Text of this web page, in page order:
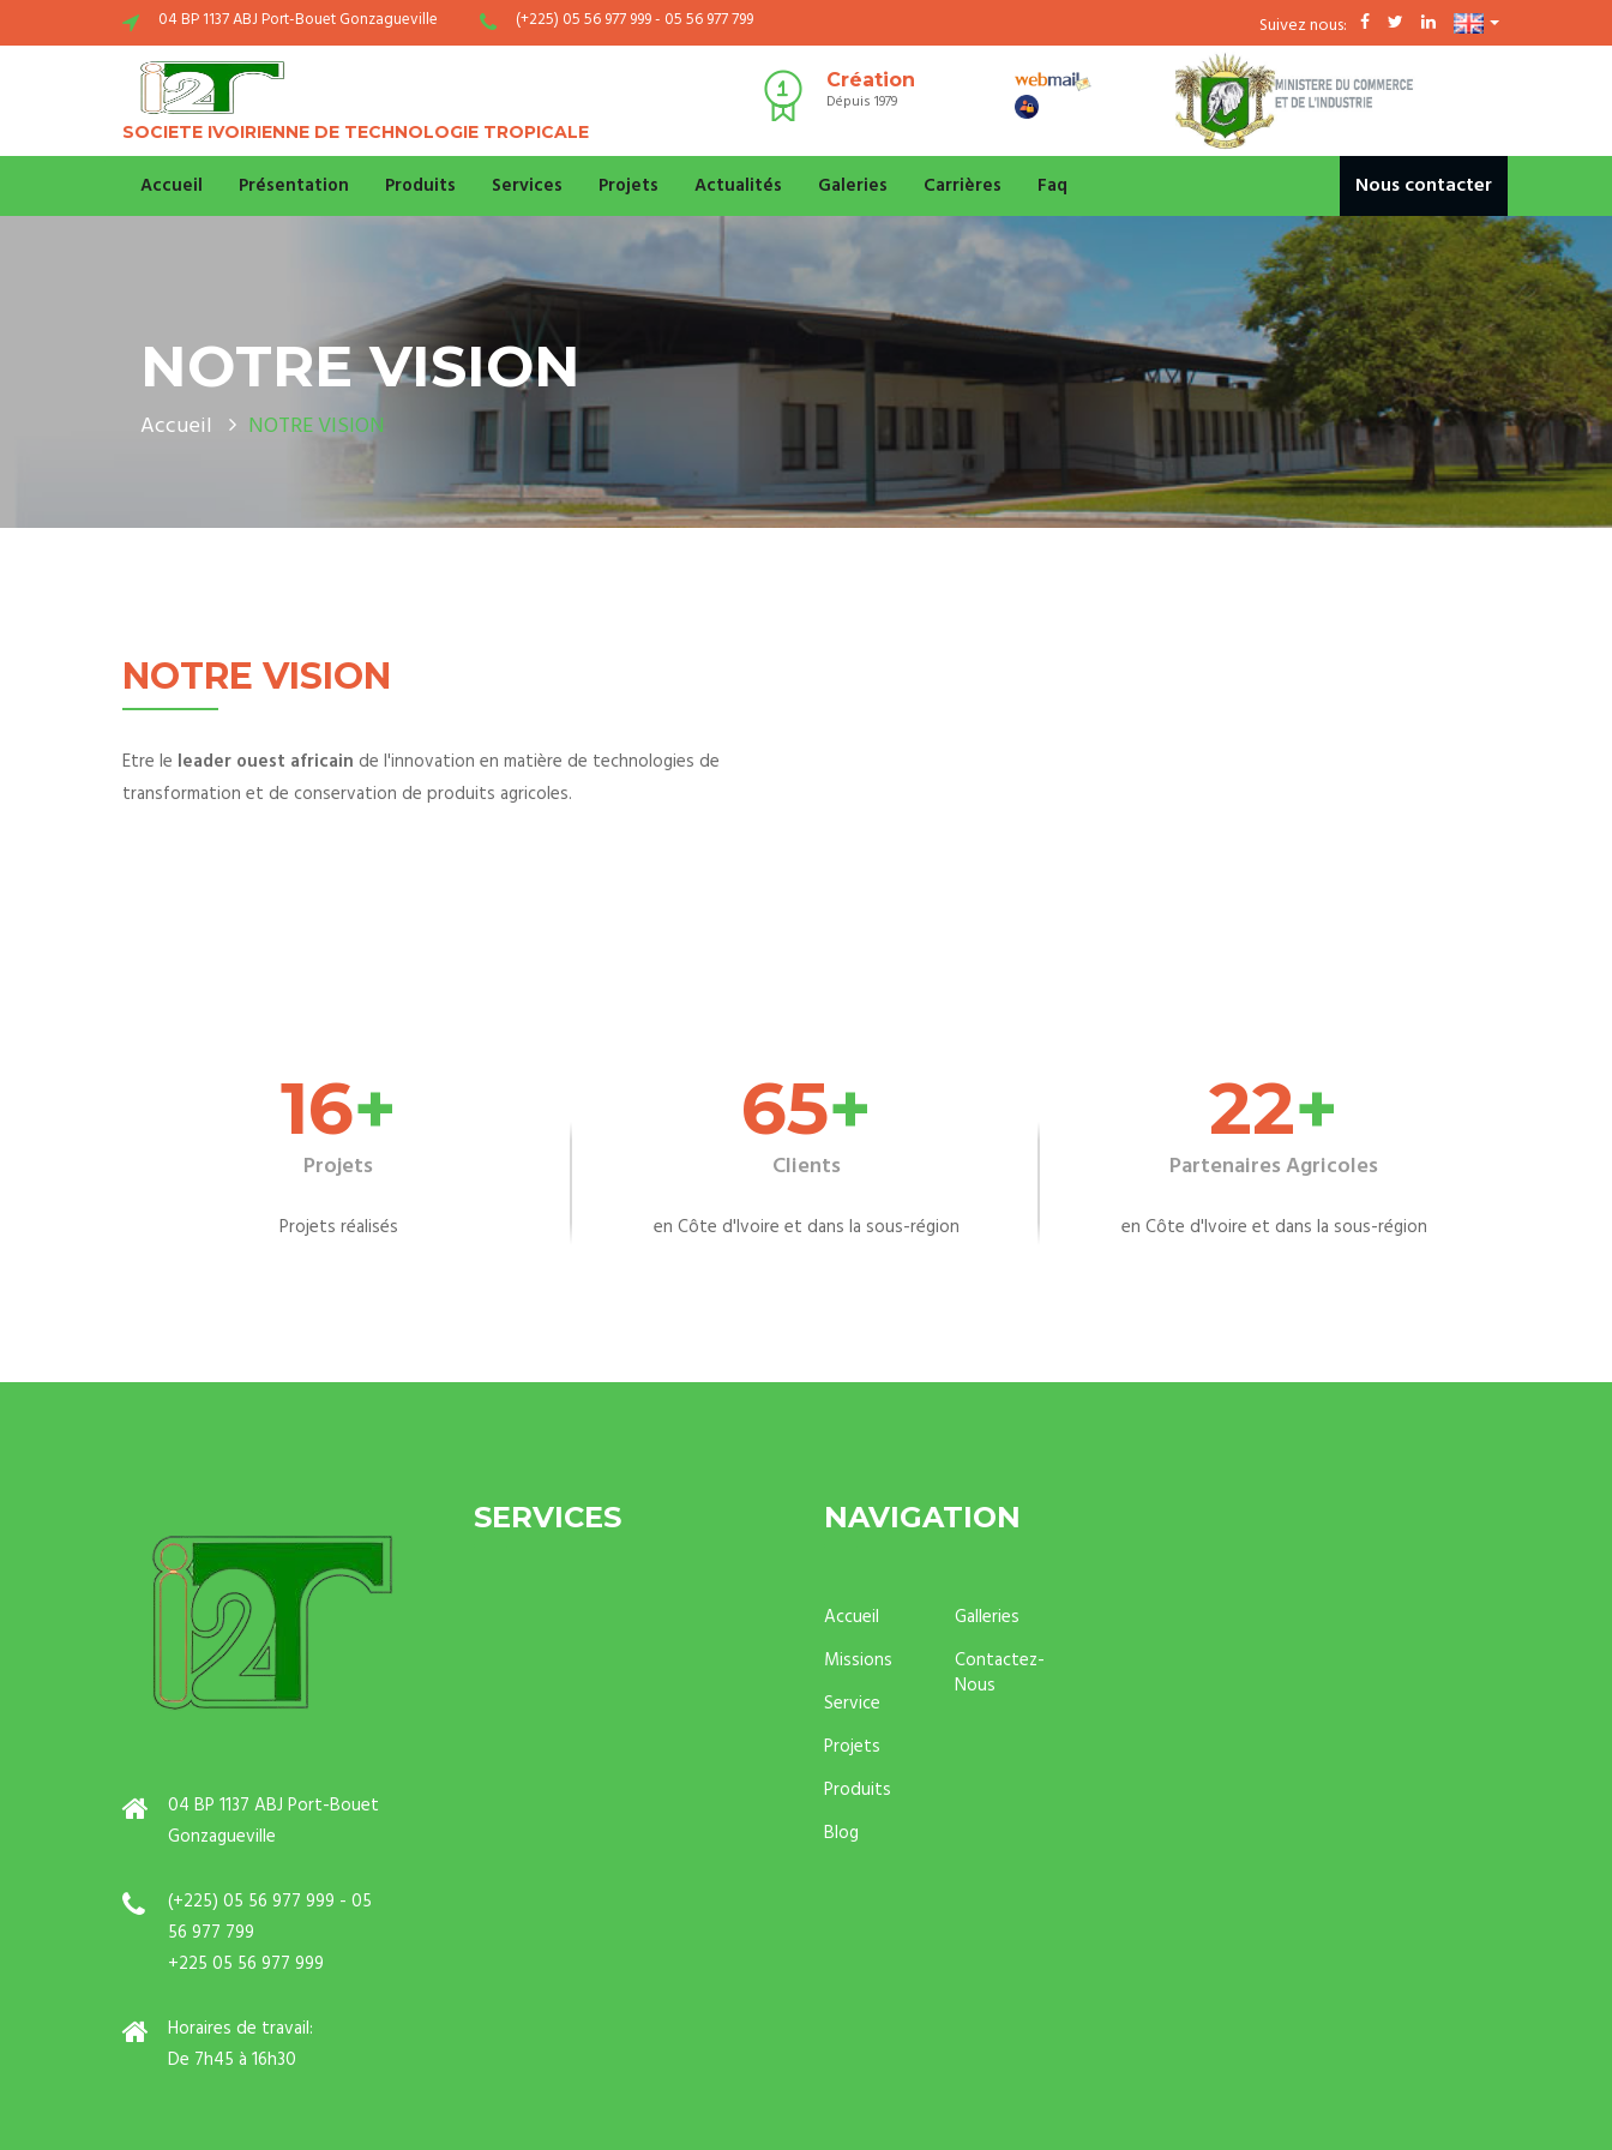
04 BP 1137 ABJ Port-Bouet Gonzagueville (+225) 05 56 977 999 - 05 56 977 799 Suivez nous:
SOCIETE IVOIRIENNE DE TECHNOLOGIE TROPICALE
Création
Dépuis 1979
Accueil Présentation Produits Services Projets Actualités Galeries Carrières Faq Nous contacter
NOTRE VISION
Accueil NOTRE VISION
NOTRE VISION
Etre le leader ouest africain de l'innovation en matière de technologies de
transformation et de conservation de produits agricoles.
19+
Projets
Projets réalisés
78+
Clients
en Côte d'Ivoire et dans la sous-région
27+
Partenaires Agricoles
en Côte d'Ivoire et dans la sous-région
04 BP 1137 ABJ Port-Bouet
Gonzagueville
(+225) 05 56 977 999 - 05
56 977 799
+225 05 56 977 999
Horaires de travail:
De 7h45 à 16h30
SERVICES NAVIGATION
Accueil
Missions
Service
Projets
Produits
Blog
Galleries
Contactez-
Nous